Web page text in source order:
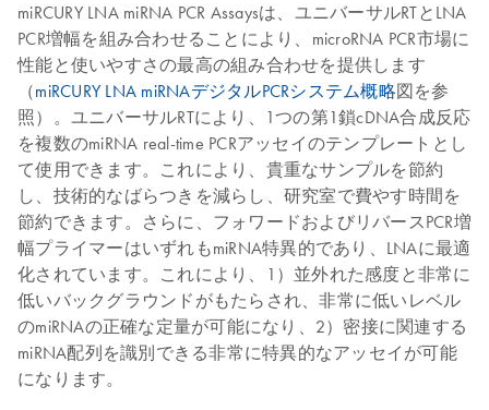
miRCURY LNA miRNA PCR Assaysは、ユニバーサルRTとLNA
PCR増幅を組み合わせることにより、microRNA PCR市場に
性能と使いやすさの最高の組み合わせを提供します
（miRCURY LNA miRNAデジタルPCRシステム概略図を参
照）。ユニバーサルRTにより、1つの第1鎖cDNA合成反応
を複数のmiRNA real-time PCRアッセイのテンプレートとし
て使用できます。これにより、貴重なサンプルを節約
し、技術的なばらつきを減らし、研究室で費やす時間を
節約できます。さらに、フォワードおよびリバースPCR増
幅プライマーはいずれもmiRNA特異的であり、LNAに最適
化されています。これにより、1）並外れた感度と非常に
低いバックグラウンドがもたらされ、非常に低いレベル
のmiRNAの正確な定量が可能になり、2）密接に関連する
miRNA配列を識別できる非常に特異的なアッセイが可能
になります。